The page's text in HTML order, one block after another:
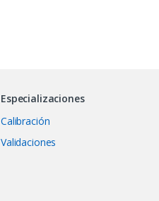
Especializaciones
Calibración
Validaciones